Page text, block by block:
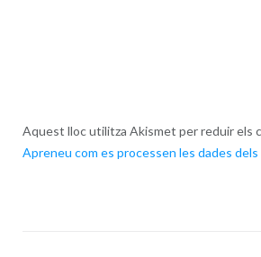
Aquest lloc utilitza Akismet per reduir els
Apreneu com es processen les dades